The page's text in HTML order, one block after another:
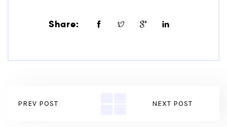
Share:
PREV POST NEXT POST